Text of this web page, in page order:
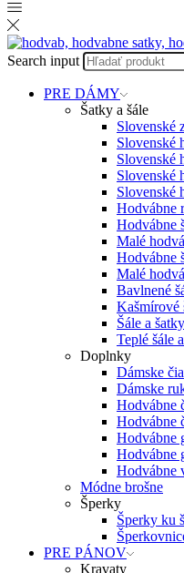
Search input
PRE DÁMY
Šatky a šále
Slovenské
Slovenské
Slovenské
Slovenské
Slovenské
Hodvábne
Hodvábne
Malé
Hodvábne
Malé
Bavlnené
Kašmírové
Šále a
Teplé šále
Doplnky
Dámske
Dámske
Hodvábne
Hodvábne
Hodvábne
Hodvábne
Hodvábne
Módne brošne
Šperky
Šperky ku
PRE PÁNOV
Kravaty